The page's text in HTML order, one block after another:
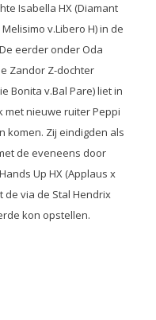
Isabella HX (Diamant
v.Libero H) in de
eerder onder Oda
Zandor Z-dochter
Bonita v.Bal Pare) liet in
met nieuwe ruiter Peppi
komen. Zij eindigden als
de eveneens door
Up HX (Applaus x
de via de Stal Hendrix
kon opstellen.